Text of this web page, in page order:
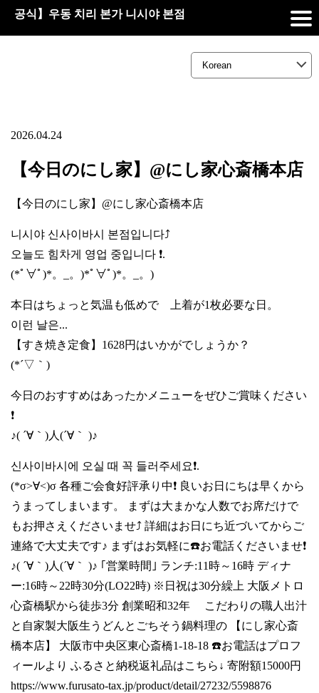
공식】우동 치리 본가 니시야 본점
2026.04.24
【今日のにし家】@にし家心斎橋本店
【今日のにし家】@にし家心斎橋本店
니시야 신사이바시 본점입니다⤴️
오늘도 힘차게 영업 중입니다 ❗.
(*ﾟ∀ﾟ)*。_。)*ﾟ∀ﾟ)*。_。)
本日はちょっと気温も低めで 上着が1枚必要な日。
이런 날은...
【すき焼き定食】1628円はいかがでしょうか？
(*´▽｀)
今日のおすすめはあったかメニューをぜひご賞味ください
❗
♪( ´∀｀)人(´∀｀ )♪
신사이바시에 오실 때 꼭 들러주세요❗.
(*σ>∀<)σ 各種ご会食好評承り中❗ 良いお日にちは早くから
うまってしまいます。 まずは大まかな人数でお席だけで
もお押さえくださいませ⤴️ 詳細はお日にち近づいてからご
連絡で大丈夫です♪ まずはお気軽に☎️お電話くださいませ❗
♪( ´∀｀)人(´∀｀ )♪ ｢営業時間｣ ランチ:11時～16時 ディナ
ー:16時～22時30分(LO22時) ※日祝は30分繰上 大阪メトロ
心斎橋駅から徒歩3分 創業昭和32年 こだわりの職人出汁
と自家製大阪生うどんとごちそう鍋料理の 【にし家心斎
橋本店】 大阪市中央区東心斎橋1-18-18 ☎️お電話はプロフ
ィールより ふるさと納税返礼品はこちら↓ 寄附額15000円
https://www.furusato-tax.jp/product/detail/27232/5598876